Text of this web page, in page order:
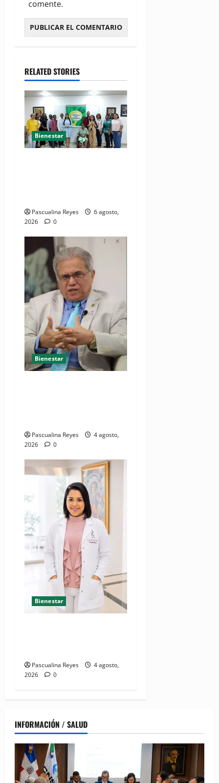
comente.
RELATED STORIES
Bienestar
Pascualina Reyes
6 agosto,
2026
0
Bienestar
Pascualina Reyes
4 agosto,
2026
0
Bienestar
Pascualina Reyes
4 agosto,
2026
0
INFORMACIÓN / SALUD